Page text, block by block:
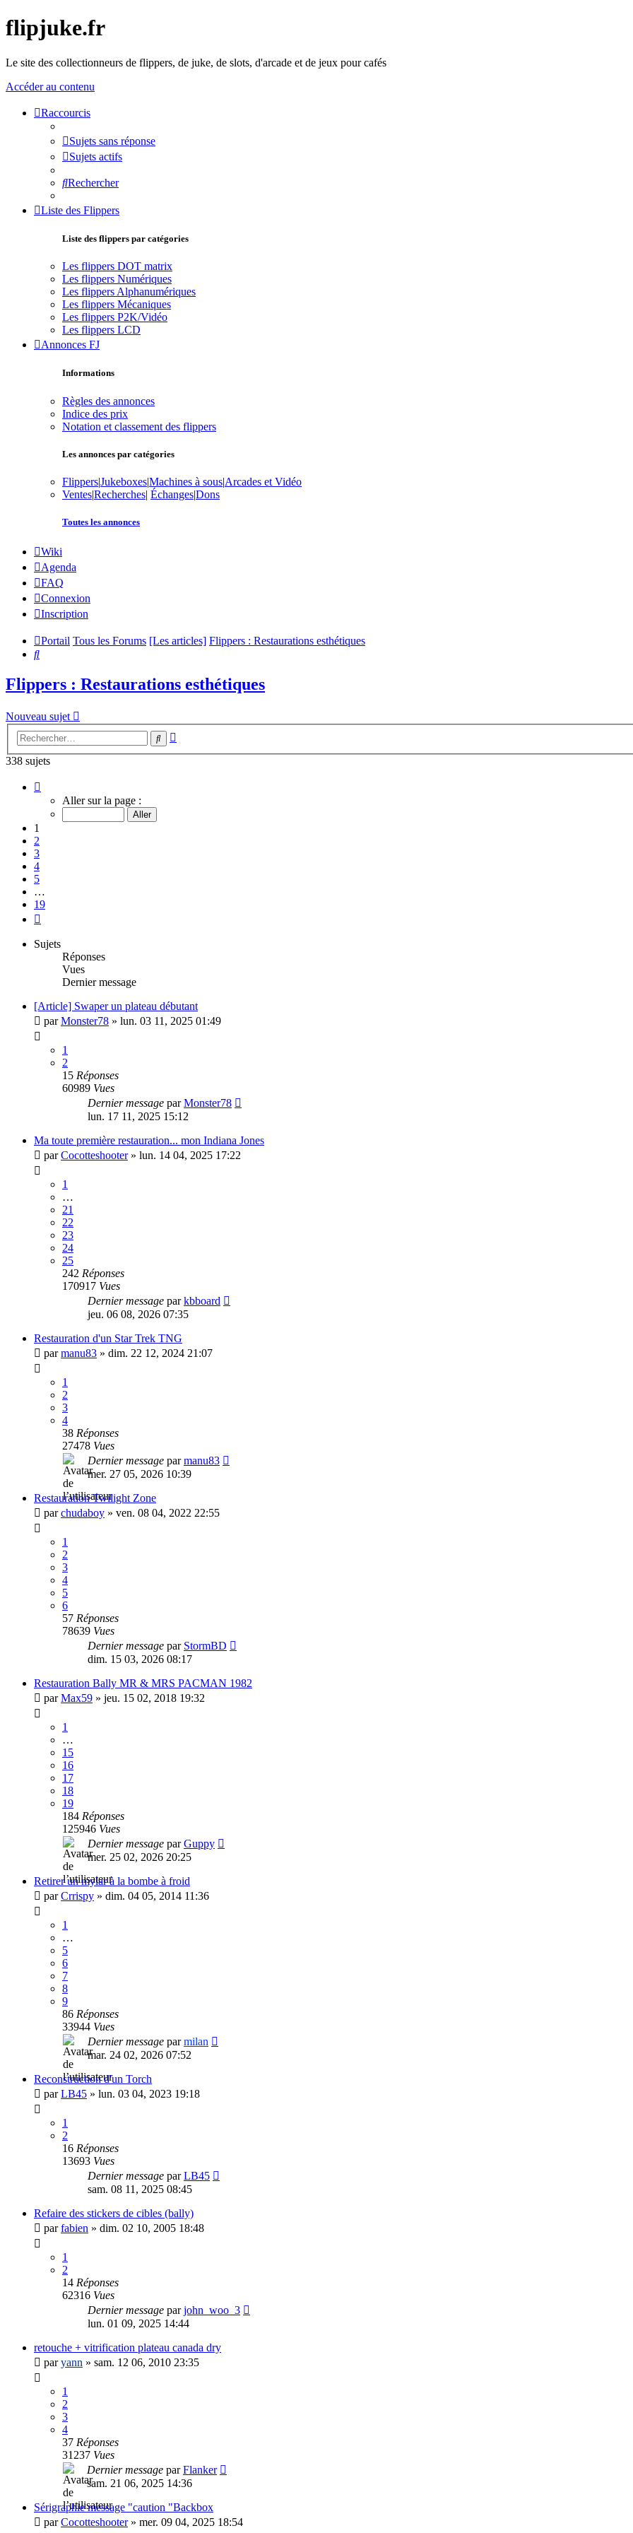
flipjuke.fr
Le site des collectionneurs de flippers, de juke, de slots, d'arcade et de jeux pour cafés
Accéder au contenu
Raccourcis
Sujets sans réponse
Sujets actifs
Rechercher
Liste des Flippers
Liste des flippers par catégories
Les flippers DOT matrix
Les flippers Numériques
Les flippers Alphanumériques
Les flippers Mécaniques
Les flippers P2K/Vidéo
Les flippers LCD
Annonces FJ
Informations
Règles des annonces
Indice des prix
Notation et classement des flippers
Les annonces par catégories
Flippers|Jukeboxes|Machines à sous|Arcades et Vidéo
Ventes|Recherches| Échanges|Dons
Toutes les annonces
Wiki
Agenda
FAQ
Connexion
Inscription
Portail Tous les Forums [Les articles] Flippers : Restaurations esthétiques
Rechercher
Flippers : Restaurations esthétiques
Nouveau sujet
Rechercher
338 sujets
sur
Aller sur la page :
1
2
3
4
5
…
19
Sujets
Réponses
Vues
Dernier message
[Article] Swaper un plateau débutant
parMonster78 » lun. 03 11, 2025 01:49
1
2
15 Réponses
60989 Vues
Dernier message parMonster78
lun. 17 11, 2025 15:12
Ma toute première restauration... mon Indiana Jones
parCocotteshooter» lun. 14 04, 2025 17:22
1
…
21
22
23
24
25
242 Réponses
170917 Vues
Dernier message parkbboard
jeu. 06 08, 2026 07:35
Restauration d'un Star Trek TNG
parmanu83 » dim. 22 12, 2024 21:07
1
2
3
4
38 Réponses
27478 Vues
Dernier message parmanu83
mer. 27 05, 2026 10:39
Restauration Twilight Zone
parchudaboy » ven. 08 04, 2022 22:55
1
2
3
4
5
6
57 Réponses
78639 Vues
Dernier message par StormBD
dim. 15 03, 2026 08:17
Restauration Bally MR & MRS PACMAN 1982
parMax59 » jeu. 15 02, 2018 19:32
1
…
15
16
17
18
19
184 Réponses
125946 Vues
Dernier message parGuppy
mer. 25 02, 2026 20:25
Retirer un mylar à la bombe à froid
parCrrispy » dim. 04 05, 2014 11:36
1
…
5
6
7
8
9
86 Réponses
33944 Vues
Dernier message parmilan
mar. 24 02, 2026 07:52
Reconstruction d'un Torch
parLB45 » lun. 03 04, 2023 19:18
1
2
16 Réponses
13693 Vues
Dernier message parLB45
sam. 08 11, 2025 08:45
Refaire des stickers de cibles (bally)
parfabien » dim. 02 10, 2005 18:48
1
2
14 Réponses
62316 Vues
Dernier message parjohn_woo_3
lun. 01 09, 2025 14:44
retouche + vitrification plateau canada dry
paryann » sam. 12 06, 2010 23:35
1
2
3
4
37 Réponses
31237 Vues
Dernier message parFlanker
sam. 21 06, 2025 14:36
Sérigraphie message "caution "Backbox
parCocotteshooter» mer. 09 04, 2025 18:54